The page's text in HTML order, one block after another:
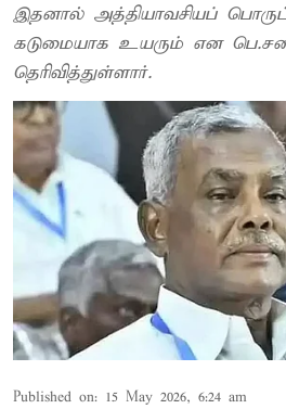
இதனால் அத்தியாவசியப்
கடுமையாக உயரும் என
தெரிவித்துள்ளார்.
Published on: 15 May 2026, 6:24 am